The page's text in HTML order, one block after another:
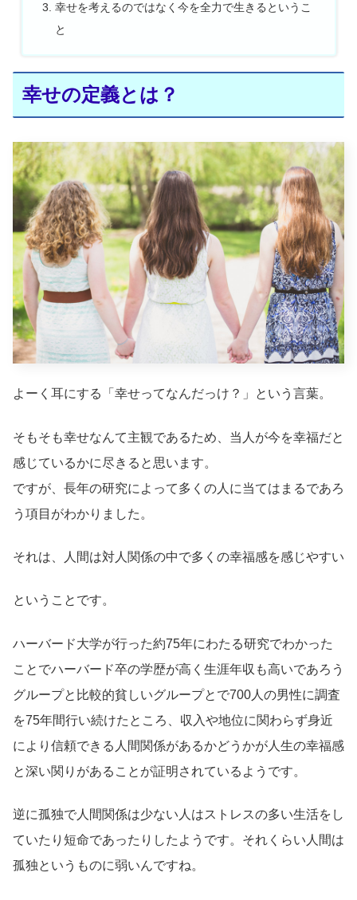
幸せを考えるのではなく今を全力で生きるというこ
と
幸せの定義とは？
よーく耳にする「幸せってなんだっけ？」という言葉。
そもそも幸せなんて主観であるため、当人が今を幸福だと
感じているかに尽きると思います。
ですが、長年の研究によって多くの人に当てはまるであろ
う項目がわかりました。
それは、人間は対人関係の中で多くの幸福感を感じやすい
ということです。
ハーバード大学が行った約75年にわたる研究でわかった
ことでハーバード卒の学歴が高く生涯年収も高いであろう
グループと比較的貧しいグループとで700人の男性に調査
を75年間行い続けたところ、収入や地位に関わらず身近
により信頼できる人間関係があるかどうかが人生の幸福感
と深い関りがあることが証明されているようです。
逆に孤独で人間関係は少ない人はストレスの多い生活をし
ていたり短命であったりしたようです。それくらい人間は
孤独というものに弱いんですね。